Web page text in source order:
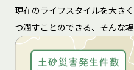
現在のライフスタイルを大き
つ潤すことのできる、そんな